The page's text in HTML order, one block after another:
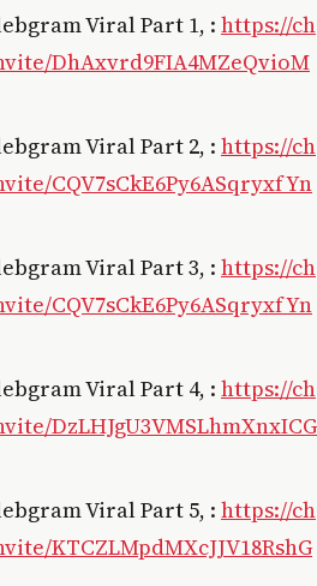
Viral Part 1, : https://ch
DhAxvrd9FIA4MZeQvioM
Viral Part 2, : https://ch
CQV7sCkE6Py6ASqryxfYn
Viral Part 3, : https://ch
CQV7sCkE6Py6ASqryxfYn
Viral Part 4, : https://ch
DzLHJgU3VMSLhmXnxICG
Viral Part 5, : https://ch
KTCZLMpdMXcJJV18RshG